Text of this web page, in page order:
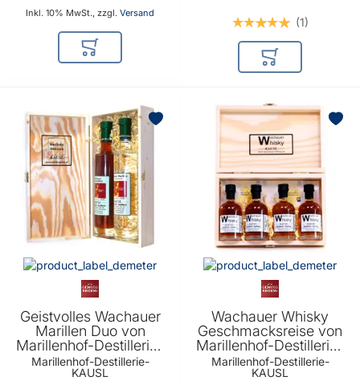
Inkl. 10% MwSt., zzgl. Versand
In den Warenkorb
1
In den
Geistvolles Wachauer
Marillen Duo von
Marillenhof-Destillerie-
KAUSL
Marillenhof-Destillerie-
KAUSL
Wachauer Whisky
Geschmacksreise von
Marillenhof-Destillerie-
KAUSL
Marillenhof-Destillerie-
KAUSL